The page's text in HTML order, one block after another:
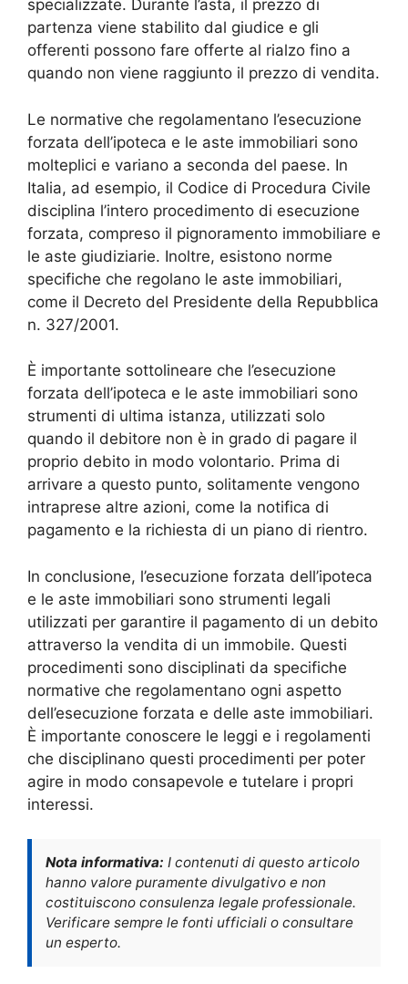
specializzate. Durante l’asta, il prezzo di
partenza viene stabilito dal giudice e gli
offerenti possono fare offerte al rialzo fino a
quando non viene raggiunto il prezzo di vendita.
Le normative che regolamentano l’esecuzione
forzata dell’ipoteca e le aste immobiliari sono
molteplici e variano a seconda del paese. In
Italia, ad esempio, il Codice di Procedura Civile
disciplina l’intero procedimento di esecuzione
forzata, compreso il pignoramento immobiliare e
le aste giudiziarie. Inoltre, esistono norme
specifiche che regolano le aste immobiliari,
come il Decreto del Presidente della Repubblica
n. 327/2001.
È importante sottolineare che l’esecuzione
forzata dell’ipoteca e le aste immobiliari sono
strumenti di ultima istanza, utilizzati solo
quando il debitore non è in grado di pagare il
proprio debito in modo volontario. Prima di
arrivare a questo punto, solitamente vengono
intraprese altre azioni, come la notifica di
pagamento e la richiesta di un piano di rientro.
In conclusione, l’esecuzione forzata dell’ipoteca
e le aste immobiliari sono strumenti legali
utilizzati per garantire il pagamento di un debito
attraverso la vendita di un immobile. Questi
procedimenti sono disciplinati da specifiche
normative che regolamentano ogni aspetto
dell’esecuzione forzata e delle aste immobiliari.
È importante conoscere le leggi e i regolamenti
che disciplinano questi procedimenti per poter
agire in modo consapevole e tutelare i propri
interessi.
Nota informativa: I contenuti di questo articolo
hanno valore puramente divulgativo e non
costituiscono consulenza legale professionale.
Verificare sempre le fonti ufficiali o consultare
un esperto.